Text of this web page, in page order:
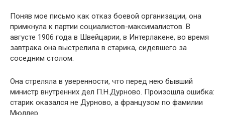
Поняв мое письмо как отказ боевой организации, она
примкнула к партии социалистов-максималистов. В
августе 1906 года в Швейцарии, в Интерлакене, во время
завтрака она выстрелила в старика, сидевшего за
соседним столом.
Она стреляла в уверенности, что перед нею бывший
министр внутренних дел П.Н.Дурново. Произошла ошибка:
старик оказался не Дурново, а французом по фамилии
Мюллер.